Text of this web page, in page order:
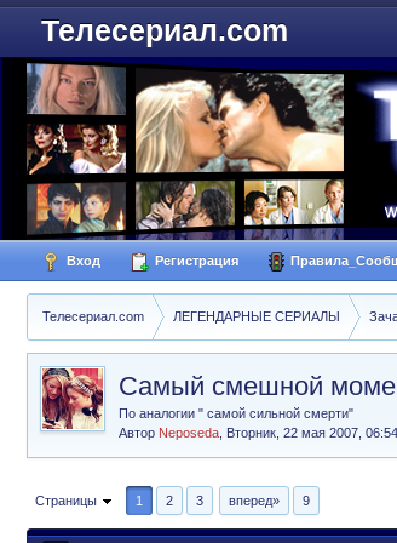
Телесериал.com
Вход Регистрация
Телесериал.com ЛЕГЕНДАРНЫЕ СЕРИАЛЫ
Самый смешной
По аналогии " самой сильной смерти"
Автор Neposeda Вторник, 22 мая 2007,
Страницы 1 2 3 вперед» 9